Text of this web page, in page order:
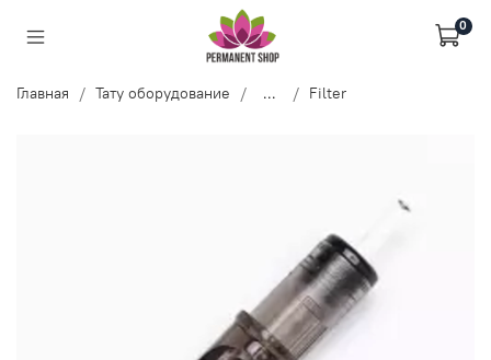
0
Главная Тату оборудование ... Filter